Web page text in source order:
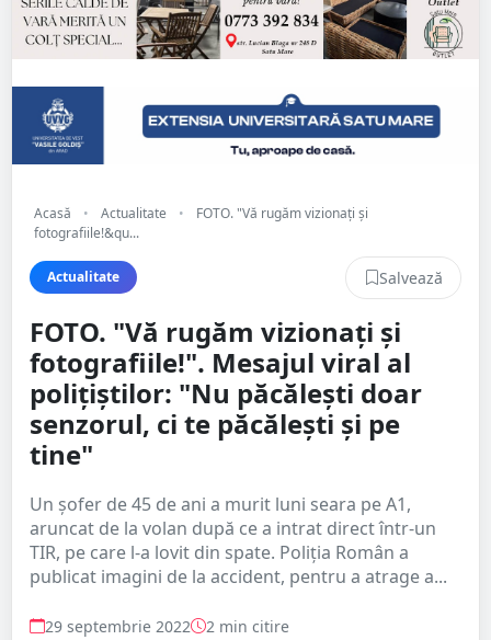
Acasă • Actualitate •
FOTO. "Vă rugăm vizionați și
fotografiile!&qu...
Actualitate Salvează
FOTO. "Vă rugăm vizionați și
fotografiile!". Mesajul viral al
polițiștilor: "Nu păcălești doar
senzorul, ci te păcălești și pe
tine"
Un șofer de 45 de ani a murit luni seara pe A1,
aruncat de la volan după ce a intrat direct într-un
TIR, pe care l-a lovit din spate. Poliția Român a
publicat imagini de la accident, pentru a atrage a...
29 septembrie 2022 2 min citire